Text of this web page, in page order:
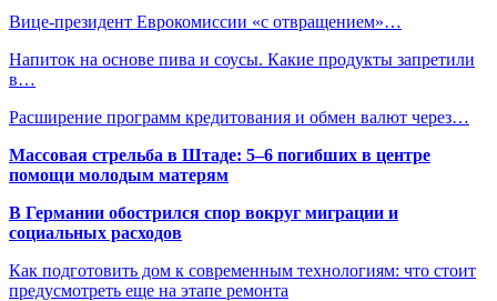
Вице-президент Еврокомиссии «с отвращением»…
Напиток на основе пива и соусы. Какие продукты запретили
в…
Расширение программ кредитования и обмен валют через…
Массовая стрельба в Штаде: 5–6 погибших в центре
помощи молодым матерям
В Германии обострился спор вокруг миграции и
социальных расходов
Как подготовить дом к современным технологиям: что стоит
предусмотреть еще на этапе ремонта